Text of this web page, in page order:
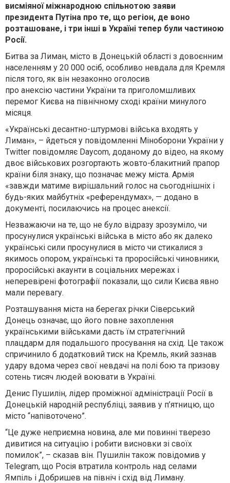
висміяної міжнародною спільнотою заяви
президента Путіна про те, що регіон, де воно
розташоване, і три інші в Україні тепер були частиною
Росії.
Битва за Лиман, місто в Донецькій області з довоєнним
населенням у 20 000 осіб, особливо невдала для Кремля
після того, як він незаконно оголосив
про анексію частини України та приголомшливих
перемог Києва на північному сході країни минулого
місяця.
«Українські десантно-штурмові війська входять у
Лиман», – йдеться у повідомленні Міноборони України у
Twitter повідомляє Daycom, доданому до відео, на якому
двоє військових розгортають жовто-блакитний прапор
країни біля знаку, що позначає межу міста. Армія
«завжди матиме вирішальний голос на сьогоднішніх і
будь-яких майбутніх «референдумах», — додано в
документі, посилаючись на процес анексії.
Незважаючи на те, що не було відразу зрозуміло, чи
просунулися українські війська в місто або як далеко
українські сили просунулися в місто чи стикалися з
якимось опором, українські та проросійські чиновники,
проросійські акаунти в соціальних мережах і
неперевірені фотографії показали, що сили Києва явно
мали перевагу.
Розташування міста на берегах річки Сіверський
Донець означає, що його повне захоплення
українськими військами дасть їм стратегічний
плацдарм для подальшого просування на схід. Це також
спричинило б додатковий тиск на Кремль, який зазнав
удару вдома через свої невдачі на полі бою та призову
сотень тисяч людей воювати в Україні.
Денис Пушилін, лідер проміжної адміністрації Росії в
Донецькій народній республіці, заявив у п’ятницю, що
місто “напівоточено”.
“Це дуже неприємна новина, але ми повинні тверезо
дивитися на ситуацію і робити висновки зі своїх
помилок”, – сказав він. Пушилін також повідомив у
Telegram, що Росія втратила контроль над селами
Ямпіль і Добришев на північ і схід від Лиману.